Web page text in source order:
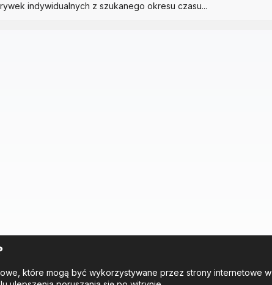
indywidualnych z szukanego okresu czasu...
które mogą być wykorzystywane przez strony internetowe